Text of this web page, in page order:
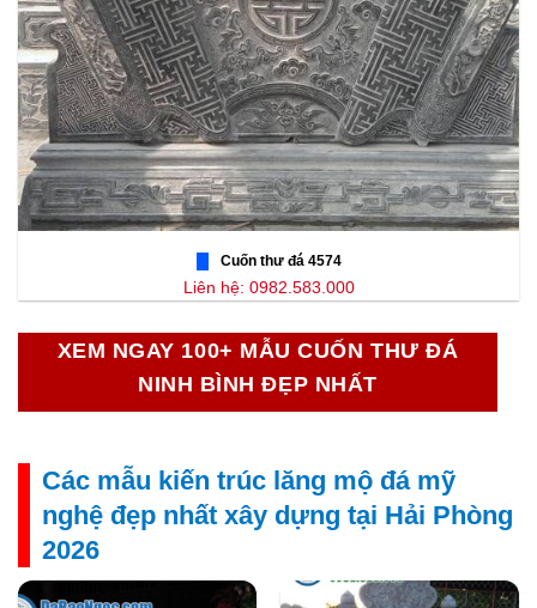
Cuốn thư đá 4574
Liên hệ: 0982.583.000
XEM NGAY 100+ MẪU CUỐN THƯ ĐÁ
NINH BÌNH ĐẸP NHẤT
Các mẫu kiến trúc lăng mộ đá mỹ
nghệ đẹp nhất xây dựng tại Hải Phòng
2026